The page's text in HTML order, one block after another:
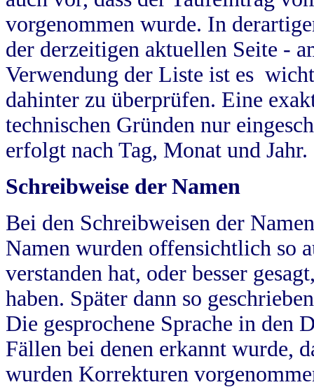
vorgenommen wurde. In
der derzeitigen aktuellen Seite -
Verwendung der Liste ist es
dahinter zu überprüfen. Eine
technischen Gründen nur
erfolgt nach Tag, Monat und Jahr.
Schreibweise der Namen
Bei den Schreibweisen der
Namen wurden offensichtlich so
verstanden hat, oder besser
haben. Später dann so
Die gesprochene Sprache in
Fällen bei denen erkannt wurde,
wurden Korrekturen